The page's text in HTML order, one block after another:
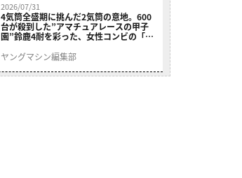
2026/07/31
4気筒全盛期に挑んだ2気筒の意地。600
台が殺到した”アマチュアレースの甲子
園”鈴鹿4耐を彩った、女性コンビの「ス
ヤングマシン編集部